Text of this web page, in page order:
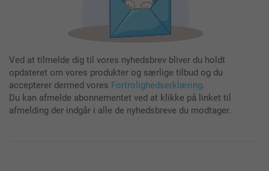
Ved at tilmelde dig til vores nyhedsbrev bliver du holdt
opdateret om vores produkter og særlige tilbud og du
accepterer dermed vores Fortrolighedserklæring.
Du kan afmelde abonnementet ved at klikke på linket til
afmelding der indgår i alle de nyhedsbreve du modtager.